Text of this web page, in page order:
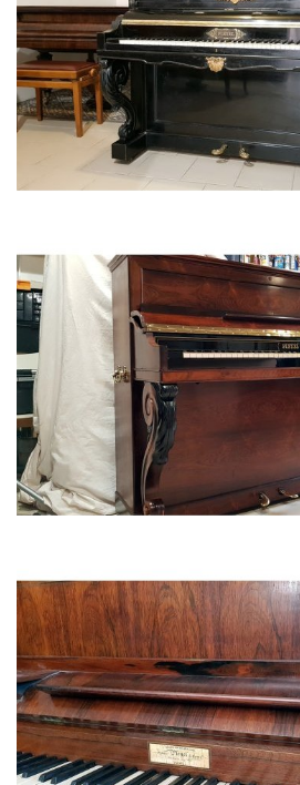
PIANO CRAPAUD GAVEAU 1912
PIANO DROIT DE CONCERT PLEYEL 1893
PIANO DROIT PLEYEL 1872 (palissandre de